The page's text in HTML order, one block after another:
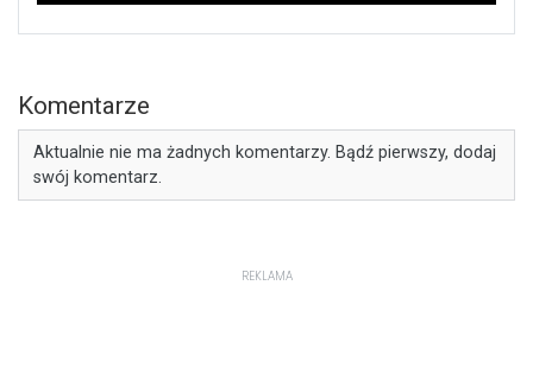
Komentarze
Aktualnie nie ma żadnych komentarzy. Bądź pierwszy, dodaj
swój komentarz.
REKLAMA